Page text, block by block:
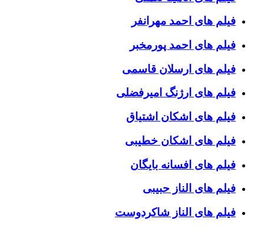
فیلم های احمد مهرانفر
فیلم های احمد پورمخبر
فیلم های ارسلان قاسمی
فیلم های ارژنگ امیرفضلی
فیلم های اشکان اشتیاق
فیلم های اشکان خطیبی
فیلم های افسانه بایگان
فیلم های الناز حبیبی
فیلم های الناز شاکردوست